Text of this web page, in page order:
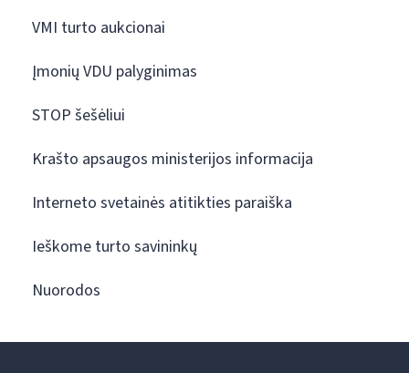
VMI turto aukcionai
Įmonių VDU palyginimas
STOP šešėliui
Krašto apsaugos ministerijos informacija
Interneto svetainės atitikties paraiška
Ieškome turto savininkų
Nuorodos